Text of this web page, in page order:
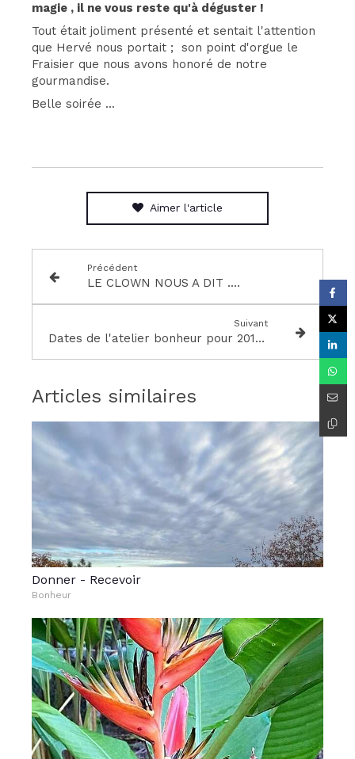
magie , il ne vous reste qu'à déguster !
Tout était joliment présenté et sentait l'attention
que Hervé nous portait ; son point d'orgue le
Fraisier que nous avons honoré de notre
gourmandise.
Belle soirée ...
Aimer l'article
Précédent
LE CLOWN NOUS A DIT ....
Suivant
Dates de l'atelier bonheur pour 2019-2020
Articles similaires
Donner - Recevoir
Bonheur